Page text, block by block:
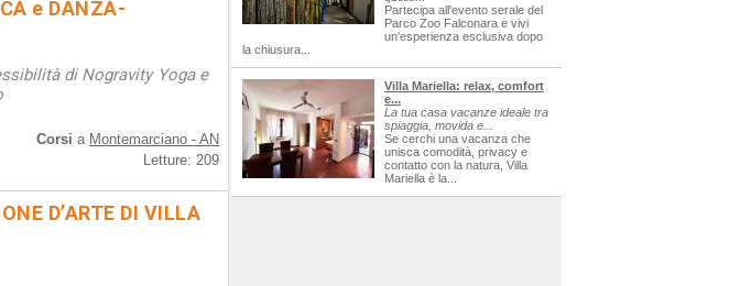
e DANZA-
di Nogravity Yoga e
Corsi a Montemarciano - AN
Letture: 209
D’ARTE DI VILLA
Partecipa all'evento serale del
Parco Zoo Falconara e vivi
un'esperienza esclusiva dopo
la chiusura...
Villa Mariella: relax, comfort
e...
La tua casa vacanze ideale tra
spiaggia, movida e...
Se cerchi una vacanza che
unisca comodità, privacy e
contatto con la natura, Villa
Mariella è la...